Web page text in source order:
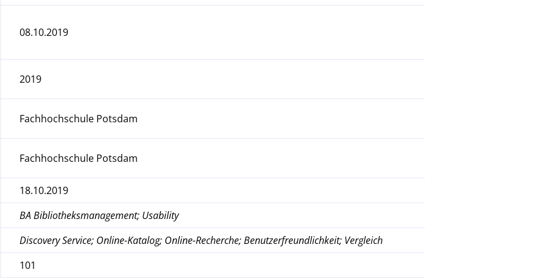
08.10.2019
2019
Fachhochschule Potsdam
Fachhochschule Potsdam
18.10.2019
BA Bibliotheksmanagement; Usability
Discovery Service; Online-Katalog; Online-Recherche; Benutzerfreundlichkeit; Vergleich
101